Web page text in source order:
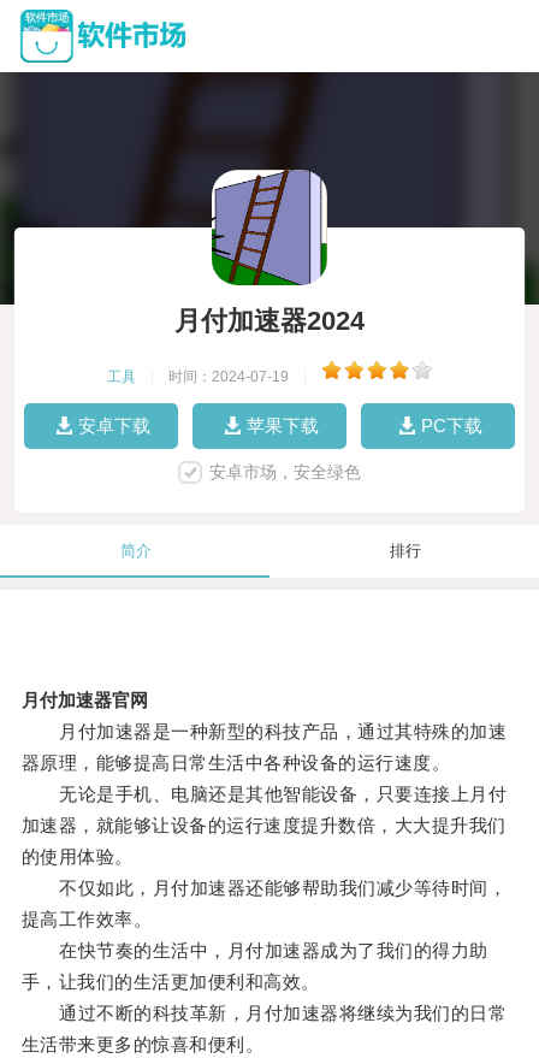
月付加速器2024
工具 时间：2024-07-19
安卓下载 苹果下载 PC下载
安卓市场，安全绿色
简介 排行
月付加速器官网
月付加速器是一种新型的科技产品，通过其特殊的加速
器原理，能够提高日常生活中各种设备的运行速度。
无论是手机、电脑还是其他智能设备，只要连接上月付
加速器，就能够让设备的运行速度提升数倍，大大提升我们
的使用体验。
不仅如此，月付加速器还能够帮助我们减少等待时间，
提高工作效率。
在快节奏的生活中，月付加速器成为了我们的得力助
手，让我们的生活更加便利和高效。
通过不断的科技革新，月付加速器将继续为我们的日常
生活带来更多的惊喜和便利。